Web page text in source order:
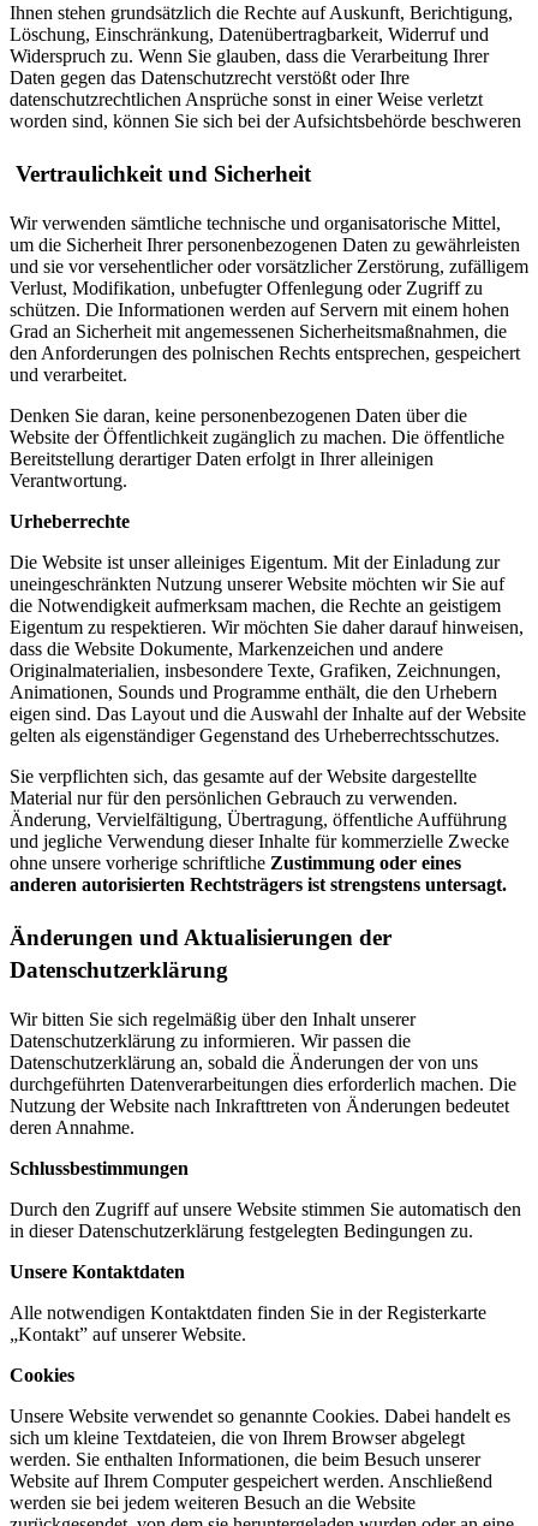
Ihnen stehen grundsätzlich die Rechte auf Auskunft, Berichtigung,
Löschung, Einschränkung, Datenübertragbarkeit, Widerruf und
Widerspruch zu. Wenn Sie glauben, dass die Verarbeitung Ihrer
Daten gegen das Datenschutzrecht verstößt oder Ihre
datenschutzrechtlichen Ansprüche sonst in einer Weise verletzt
worden sind, können Sie sich bei der Aufsichtsbehörde beschweren
Vertraulichkeit und Sicherheit
Wir verwenden sämtliche technische und organisatorische Mittel,
um die Sicherheit Ihrer personenbezogenen Daten zu gewährleisten
und sie vor versehentlicher oder vorsätzlicher Zerstörung, zufälligem
Verlust, Modifikation, unbefugter Offenlegung oder Zugriff zu
schützen. Die Informationen werden auf Servern mit einem hohen
Grad an Sicherheit mit angemessenen Sicherheitsmaßnahmen, die
den Anforderungen des polnischen Rechts entsprechen, gespeichert
und verarbeitet.
Denken Sie daran, keine personenbezogenen Daten über die
Website der Öffentlichkeit zugänglich zu machen. Die öffentliche
Bereitstellung derartiger Daten erfolgt in Ihrer alleinigen
Verantwortung.
Urheberrechte
Die Website ist unser alleiniges Eigentum. Mit der Einladung zur
uneingeschränkten Nutzung unserer Website möchten wir Sie auf
die Notwendigkeit aufmerksam machen, die Rechte an geistigem
Eigentum zu respektieren. Wir möchten Sie daher darauf hinweisen,
dass die Website Dokumente, Markenzeichen und andere
Originalmaterialien, insbesondere Texte, Grafiken, Zeichnungen,
Animationen, Sounds und Programme enthält, die den Urhebern
eigen sind. Das Layout und die Auswahl der Inhalte auf der Website
gelten als eigenständiger Gegenstand des Urheberrechtsschutzes.
Sie verpflichten sich, das gesamte auf der Website dargestellte
Material nur für den persönlichen Gebrauch zu verwenden.
Änderung, Vervielfältigung, Übertragung, öffentliche Aufführung
und jegliche Verwendung dieser Inhalte für kommerzielle Zwecke
ohne unsere vorherige schriftliche Zustimmung oder eines
anderen autorisierten Rechtsträgers ist strengstens untersagt.
Änderungen und Aktualisierungen der
Datenschutzerklärung
Wir bitten Sie sich regelmäßig über den Inhalt unserer
Datenschutzerklärung zu informieren. Wir passen die
Datenschutzerklärung an, sobald die Änderungen der von uns
durchgeführten Datenverarbeitungen dies erforderlich machen. Die
Nutzung der Website nach Inkrafttreten von Änderungen bedeutet
deren Annahme.
Schlussbestimmungen
Durch den Zugriff auf unsere Website stimmen Sie automatisch den
in dieser Datenschutzerklärung festgelegten Bedingungen zu.
Unsere Kontaktdaten
Alle notwendigen Kontaktdaten finden Sie in der Registerkarte
„Kontakt” auf unserer Website.
Cookies
Unsere Website verwendet so genannte Cookies. Dabei handelt es
sich um kleine Textdateien, die von Ihrem Browser abgelegt
werden. Sie enthalten Informationen, die beim Besuch unserer
Website auf Ihrem Computer gespeichert werden. Anschließend
werden sie bei jedem weiteren Besuch an die Website